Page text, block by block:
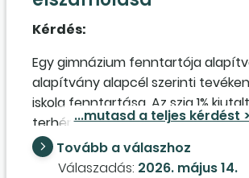
Kérdés:
Egy gimnázium fenntartója
alapítvány alapcél szerinti
iskola fenntartása. Az szja 1%
terhére – működési költségként
Ft-ig) – elszámolható az igazgató
kifizetett munkabér?
Tovább a válaszhoz
Válaszadás: 2026. május 14.